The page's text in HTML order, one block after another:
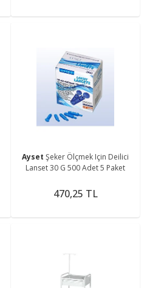
Ayset Şeker Ölçmek Için Deilici
Lanset 30 G 500 Adet 5 Paket
470,25 TL